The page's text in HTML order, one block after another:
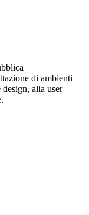
di ambienti
alla user